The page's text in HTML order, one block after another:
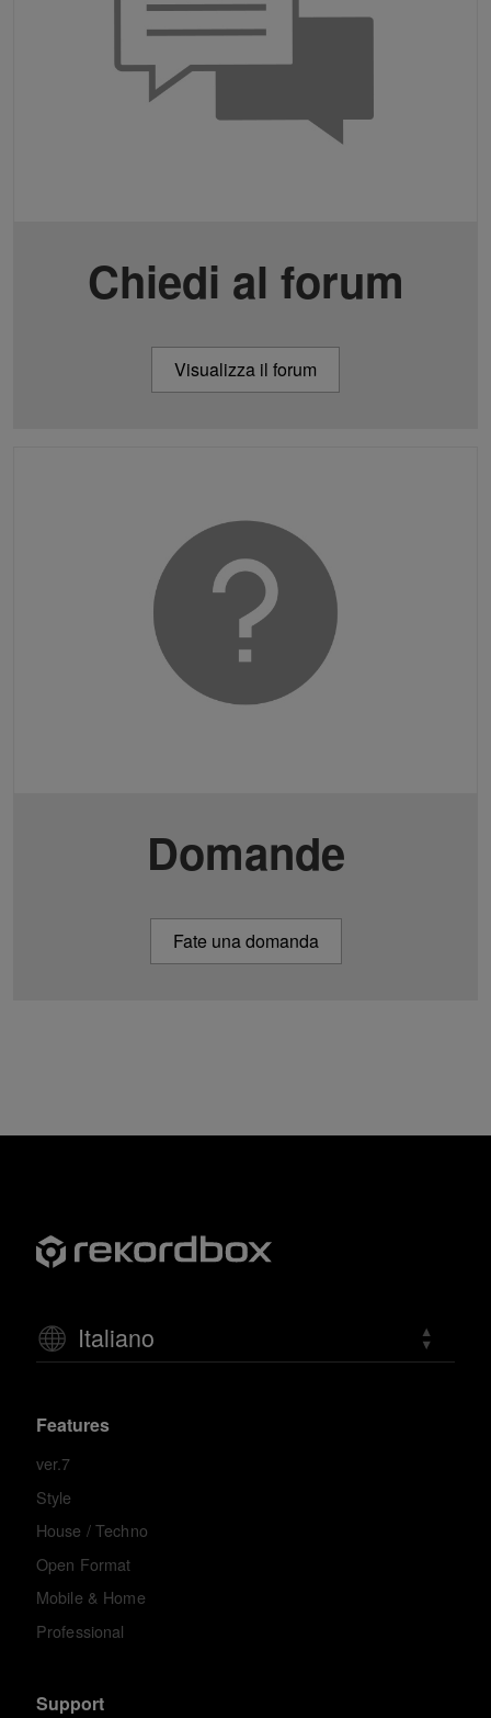
Chiedi al forum
Visualizza il forum
Domande
Fate una domanda
Italiano
Features
ver.7
Style
House / Techno
Open Format
Mobile & Home
Professional
Support